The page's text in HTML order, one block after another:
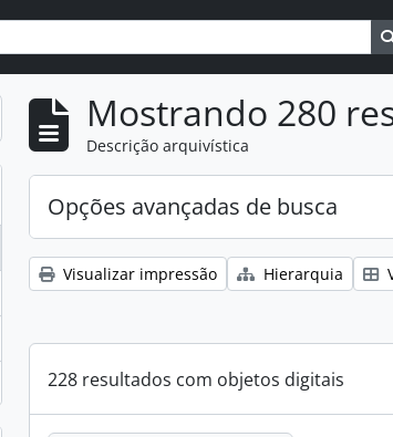
Mostrando 280
Descrição arquivística
Opções avançadas de busca
Visualizar impressão Hierarquia
228 resultados com objetos digitais